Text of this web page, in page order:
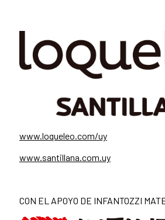
www.loqueleo.com/uy
www.santillana.com.uy
CON EL APOYO DE INFANTOZZI